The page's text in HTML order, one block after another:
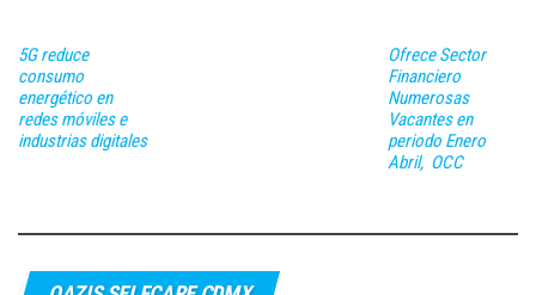
5G reduce
consumo
energético en
redes móviles e
industrias digitales
Ofrece Sector
Financiero
Numerosas
Vacantes en
periodo Enero
Abril, OCC